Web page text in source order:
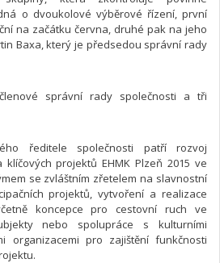
o dvoukolové výběrové řízení, první
na začátku června, druhé pak na jeho
Baxa, který je předsedou správní rady
správní rady společnosti a tři
ředitele společnosti patří rozvoj
projektů EHMK Plzeň 2015 ve
se zvláštním zřetelem na slavnostní
projektů, vytvoření a realizace
koncepce pro cestovní ruch ve
nebo spolupráce s kulturními
organizacemi pro zajištění funkčnosti